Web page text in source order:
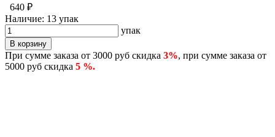
640 ₽
Наличие: 13 упак
упак
В корзину
При сумме заказа от 3000 руб скидка 3%, при сумме заказа от
5000 руб скидка 5 %.